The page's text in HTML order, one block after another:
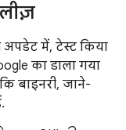
अपडेट में, टेस्ट किया
का डाला गया
बाइनरी, जाने-